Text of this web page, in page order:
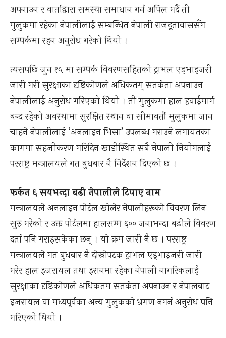
अपनाउन र वार्ताद्वारा समस्या समाधान गर्न अपिल गर्दै ती
मुलुकमा रहेका नेपालीलाई सम्बन्धित नेपाली राजदूतावाससँग
सम्पर्कमा रहन अनुरोध गरेको थियो ।
त्यसपछि जुन १५ मा सम्पर्क विवरणसहितको ट्राभल एड्भाइजरी
जारी गरी सुरक्षाका दृष्टिकोणले अधिकतम् सतर्कता अपनाउन
नेपालीलाई अनुरोध गरिएको थियो । ती मुलुकमा हाल हवाईमार्ग
बन्द रहेको अवस्थामा सुरक्षित स्थान वा सीमावर्ती मुलुकमा जान
चाहने नेपालीलाई ‘अनलाइन भिसा’ उपलब्ध गराउने लगायतका
काममा सहजीकरण गरिदिन खाडीस्थित सबै नेपाली नियोगलाई
परराष्ट्र मन्त्रालयले गत बुधबार नै निर्देशन दिएको छ ।
फर्कन ६ सयभन्दा बढी नेपालीले टिपाए नाम
मन्त्रालयले अनलाइन पोर्टल खोलेर नेपालीहरूको विवरण लिन
सुरु गरेको र उक्त पोर्टलमा हालसम्म ६०० जनाभन्दा बढीले विवरण
दर्ता पनि गराइसकेका छन् । यो क्रम जारी नै छ । परराष्ट्र
मन्त्रालयले गत बुधबार नै दोस्रोपटक ट्राभल एड्भाइजरी जारी
गरेर हाल इजरायल तथा इरानमा रहेका नेपाली नागरिकलाई
सुरक्षाका दृष्टिकोणले अधिकतम सतर्कता अपनाउन र नेपालबाट
इजरायल वा मध्यपूर्वका अन्य मुलुकको भ्रमण नगर्न अनुरोध पनि
गरिएको थियो ।